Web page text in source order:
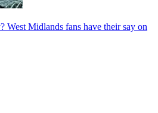
West Midlands fans have their say on